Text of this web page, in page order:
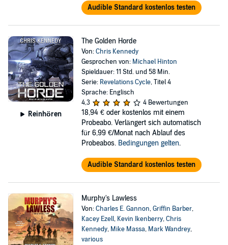
Audible Standard kostenlos testen
Reinhören
The Golden Horde
Von:Chris Kennedy
Gesprochen von: Michael Hinton
Spieldauer: 11 Std. und 58 Min.
Serie: Revelations Cycle, Titel 4
Sprache: Englisch
4,3
4 Bewertungen
18,94 € oder kostenlos mit einem
Probeabo. Verlängert sich automatisch
für 6,99 €/Monat nach Ablauf des
Probeabos. Bedingungen gelten.
Audible Standard kostenlos testen
Murphy's Lawless
Von:Charles E. Gannon,Griffin Barber,
Kacey Ezell, Kevin Ikenberry,Chris
Kennedy, Mike Massa, Mark Wandrey,
various